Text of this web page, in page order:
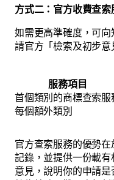
方式二：官方收費查索
如需更高準確度，可
請官方「檢索及初步意
服務項目
首個類別的商標查索服
每個額外類別
官方查索服務的優勢
記錄，並提供一份載
意見，說明你的申請